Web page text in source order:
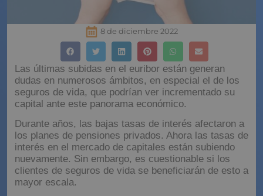
8 de diciembre 2022
Las últimas subidas en el euribor están generan
dudas en numerosos ámbitos, en especial el de los
seguros de vida, que podrían ver incrementado su
capital ante este panorama económico.
Durante años, las bajas tasas de interés afectaron a
los planes de pensiones privados. Ahora las tasas de
interés en el mercado de capitales están subiendo
nuevamente. Sin embargo, es cuestionable si los
clientes de seguros de vida se beneficiarán de esto a
mayor escala.